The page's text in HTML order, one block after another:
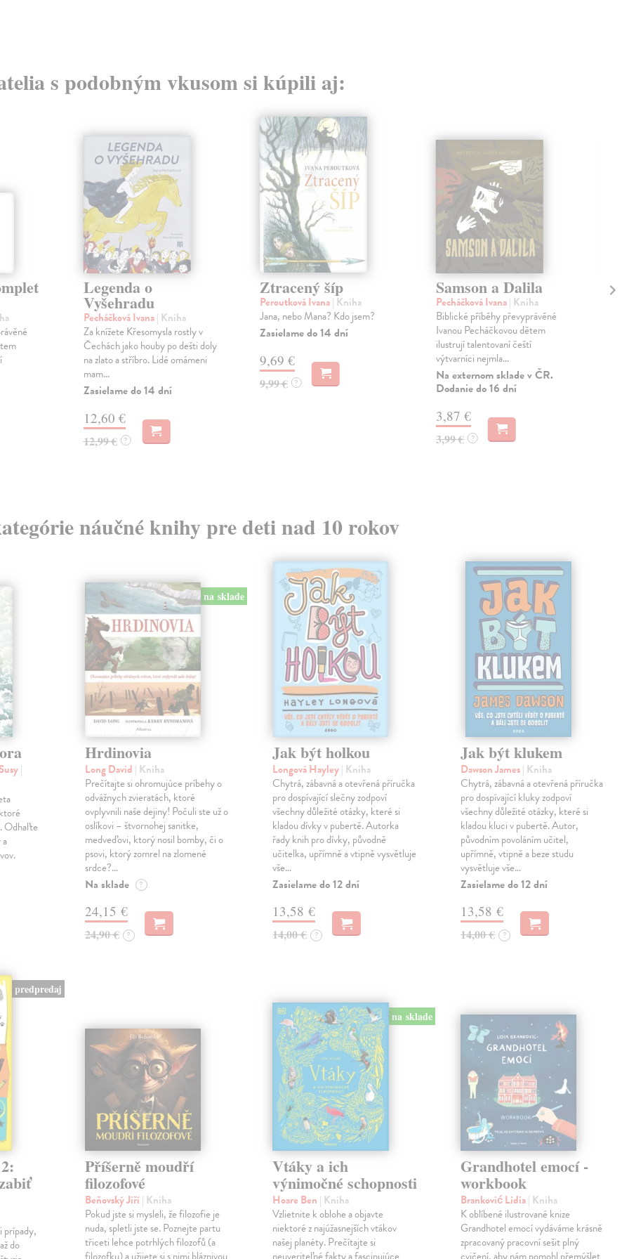
s podobným vkusom si kúpili aj:
Legenda o
Vyšehradu
Pecháčková Ivana| Kniha
Za knížete Křesomysla rostly v
Čechách jako houby po dešti doly
na zlato a stříbro. Lidé omámeni
mam...
Zasielame do 14 dní
12,60 €
12,99 € ?
Ztracený šíp
Peroutková Ivana| Kniha
Jana, nebo Mana? Kdo jsem?
Zasielame do 14 dní
9,69 €
9,99 € ?
Samson a Dalila
Pecháčková Ivana| Kniha
Biblické příběhy převyprávěné
Ivanou Pecháčkovou dětem
ilustrují talentovaní čeští
výtvarníci nejmla...
Na externom sklade v ČR.
Dodanie do 16 dní
3,87 €
3,99 € ?
náučné knihy pre deti nad 10 rokov
|
Odhaľte
na sklade
Hrdinovia
Long David | Kniha
Prečítajte si ohromujúce príbehy o
odvážnych zvieratách, ktoré
ovplyvnili naše dejiny! Počuli ste už o
oslíkovi – štvornohej sanitke,
medveďovi, ktorý nosil bomby, či o
psovi, ktorý zomrel na zlomené
srdce?…
Na sklade ?
24,15 €
24,90 € ?
Jak být holkou
Longová Hayley| Kniha
Chytrá, zábavná a otevřená příručka
pro dospívající slečny zodpoví
všechny důležité otázky, které si
kladou dívky v pubertě. Autorka
řady knih pro dívky, původně
učitelka, upřímně a vtipně vysvětluje
vše…
Zasielame do 12 dní
13,58 €
14,00 € ?
Jak být klukem
Dawson James| Kniha
Chytrá, zábavná a otevřená příručka
pro dospívající kluky zodpoví
všechny důležité otázky, které si
kladou kluci v pubertě. Autor,
původním povoláním učitel,
upřímně, vtipně a beze studu
vysvětluje vše…
Zasielame do 12 dní
13,58 €
14,00 € ?
predpredaj
prípady,
do
Příšerně moudří
filozofové
Beňovský Jiří | Kniha
Pokud jste si mysleli, že filozofie je
nuda, spletli jste se. Poznejte partu
třiceti lehce potrhlých filozofů (a
na sklade
Vtáky a ich
výnimočné schopnosti
Hoare Ben | Kniha
Vzlietnite k oblohe a objavte
niektoré z najúžasnejších vtákov
našej planéty. Prečítajte si
Grandhotel emocí -
workbook
Branković Lidia| Kniha
K oblíbené ilustrované knize
Grandhotel emocí vydáváme krásně
zpracovaný pracovní sešit plný